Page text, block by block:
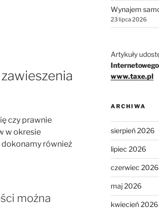
czy prawnie
w okresie
dokonamy również
można
Wynajem
23 lipca 2026
Artykuły
www.taxe.pl
ARCHIWA
sierpień 2026
lipiec 2026
czerwiec 2026
maj 2026
kwiecień 2026